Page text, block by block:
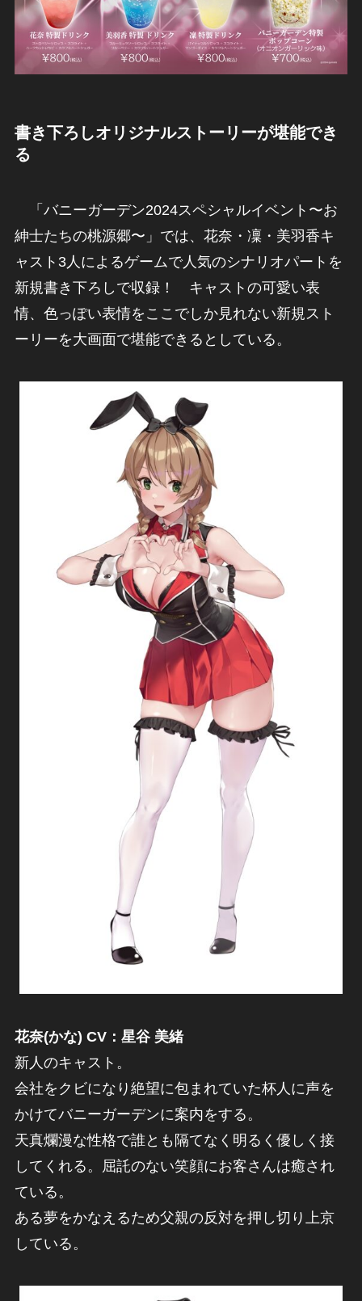
書き下ろしオリジナルストーリーが堪能でき
る
「バニーガーデン2024スペシャルイベント〜お
紳士たちの桃源郷〜」では、花奈・凜・美羽香キ
ャスト3人によるゲームで人気のシナリオパートを
新規書き下ろしで収録！ キャストの可愛い表
情、色っぽい表情をここでしか見れない新規スト
ーリーを大画面で堪能できるとしている。
花奈(かな) CV：星谷 美緒
新人のキャスト。
会社をクビになり絶望に包まれていた杯人に声を
かけてバニーガーデンに案内をする。
天真爛漫な性格で誰とも隔てなく明るく優しく接
してくれる。屈託のない笑顔にお客さんは癒され
ている。
ある夢をかなえるため父親の反対を押し切り上京
している。